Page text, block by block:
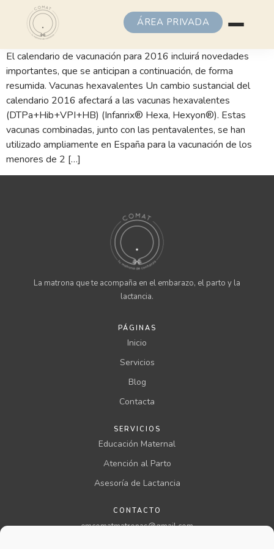
ÁREA PRIVADA
El calendario de vacunación para 2016 incluirá novedades
importantes, que se anticipan a continuación, de forma
resumida. Vacunas hexavalentes Un cambio sustancial del
calendario 2016 afectará a las vacunas hexavalentes
(DTPa+Hib+VPI+HB) (Infanrix® Hexa, Hexyon®). Estas
vacunas combinadas, junto con las pentavalentes, se han
utilizado ampliamente en España para la vacunación de los
menores de 2 […]
La matrona que te acompaña en el embarazo, el parto y la
lactancia.
PÁGINAS
Inicio
Servicios
Blog
Contacta
SERVICIOS
Educación Maternal
Atención al Parto
Asesoría de Lactancia
CONTACTO
emcomatmatronas@gmail.com